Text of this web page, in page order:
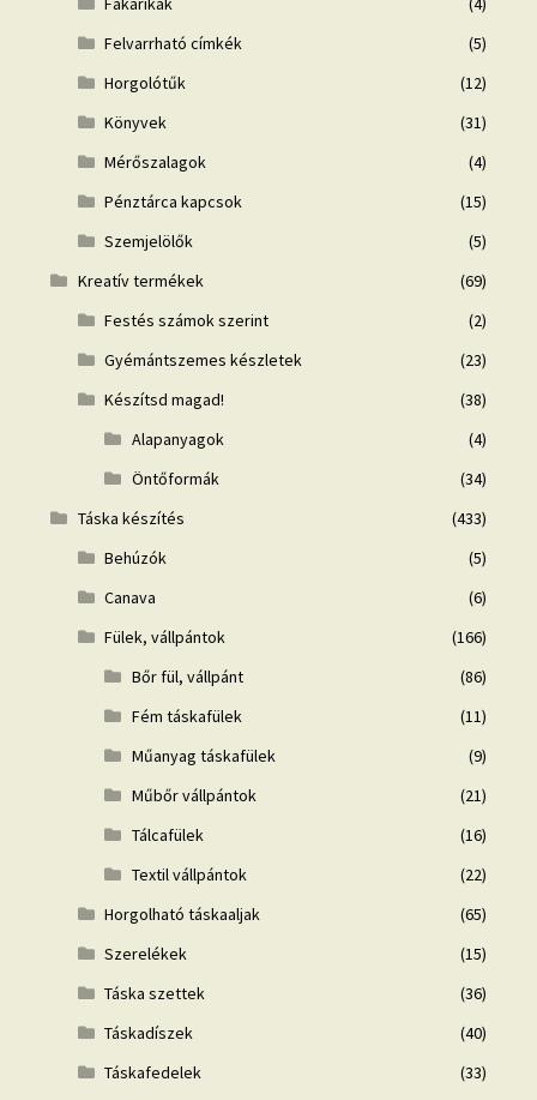
Felvarrható címkék
(5)
Horgolótűk
(12)
Könyvek
(31)
Mérőszalagok
(4)
Pénztárca kapcsok
(15)
Szemjelölők
(5)
Kreatív termékek
(69)
Festés számok szerint
(2)
Gyémántszemes készletek
(23)
Készítsd magad!
(38)
Alapanyagok
(4)
Öntőformák
(34)
Táska készítés
(433)
Behúzók
(5)
Canava
(6)
Fülek, vállpántok
(166)
Bőr fül, vállpánt
(86)
Fém táskafülek
(11)
Műanyag táskafülek
(9)
Műbőr vállpántok
(21)
Tálcafülek
(16)
Textil vállpántok
(22)
Horgolható táskaaljak
(65)
Szerelékek
(15)
Táska szettek
(36)
Táskadíszek
(40)
Táskafedelek
(33)